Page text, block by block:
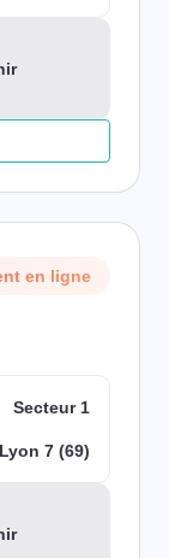
en ligne
Secteur 1
Lyon 7 (69)